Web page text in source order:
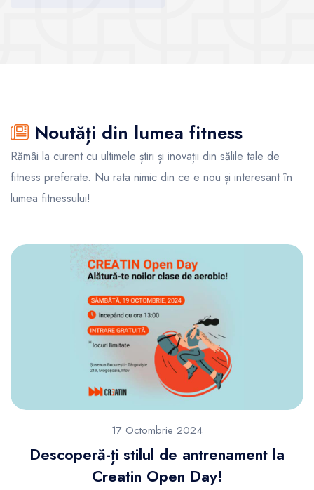
Noutăți din lumea fitness
Rămâi la curent cu ultimele știri și inovații din sălile tale de
fitness preferate. Nu rata nimic din ce e nou și interesant în
lumea fitnessului!
17 Octombrie 2024
Descoperă-ți stilul de antrenament la
Creatin Open Day!